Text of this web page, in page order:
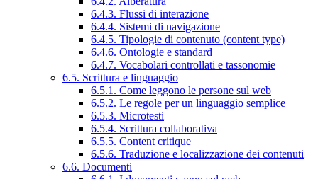
6.4.3. Flussi di interazione
6.4.4. Sistemi di navigazione
6.4.5. Tipologie di contenuto (content type)
6.4.6. Ontologie e standard
6.4.7. Vocabolari controllati e tassonomie
6.5. Scrittura e linguaggio
6.5.1. Come leggono le persone sul web
6.5.2. Le regole per un linguaggio semplice
6.5.3. Microtesti
6.5.4. Scrittura collaborativa
6.5.5. Content critique
6.5.6. Traduzione e localizzazione dei contenuti
6.6. Documenti